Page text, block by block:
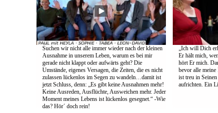
Suchen wir nicht alle immer wieder nach der kleinen
Ausnahme in unserem Leben, warum es bei mir
gerade nicht klappt oder aufwärts geht? Die
Umstände, eigenes Versagen, die Zeiten, die es nicht
zulassen lückenlos im Segen zu wandeln…damit ist
jetzt Schluss, denn: „Es gibt keine Ausnahmen mehr!
Keine Ausreden, Ausflüchte, Ausweichen mehr. Jeder
Moment meines Lebens ist lückenlos gesegnet.“ -Wie
das? Hör´ doch rein!
„Ich will Dich
Er hält mich,
hört Er mich.
bevor alle
ist treu in
aufrichten. Ein